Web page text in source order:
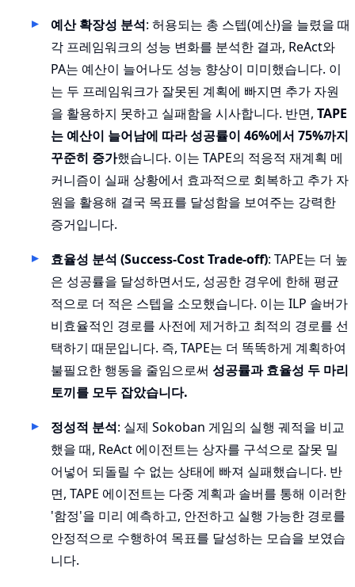
예산 확장성 분석: 허용되는 총 스텝(예산)을 늘렸을 때
각 프레임워크의 성능 변화를 분석한 결과, ReAct와
PA는 예산이 늘어나도 성능 향상이 미미했습니다. 이
는 두 프레임워크가 잘못된 계획에 빠지면 추가 자원
을 활용하지 못하고 실패함을 시사합니다. 반면, TAPE
는 예산이 늘어남에 따라 성공률이 46%에서 75%까지
꾸준히 증가했습니다. 이는 TAPE의 적응적 재계획 메
커니즘이 실패 상황에서 효과적으로 회복하고 추가 자
원을 활용해 결국 목표를 달성함을 보여주는 강력한
증거입니다.
효율성 분석 (Success-Cost Trade-off): TAPE는 더 높
은 성공률을 달성하면서도, 성공한 경우에 한해 평균
적으로 더 적은 스텝을 소모했습니다. 이는 ILP 솔버가
비효율적인 경로를 사전에 제거하고 최적의 경로를 선
택하기 때문입니다. 즉, TAPE는 더 똑똑하게 계획하여
불필요한 행동을 줄임으로써 성공률과 효율성 두 마리
토끼를 모두 잡았습니다.
정성적 분석: 실제 Sokoban 게임의 실행 궤적을 비교
했을 때, ReAct 에이전트는 상자를 구석으로 잘못 밀
어넣어 되돌릴 수 없는 상태에 빠져 실패했습니다. 반
면, TAPE 에이전트는 다중 계획과 솔버를 통해 이러한
'함정'을 미리 예측하고, 안전하고 실행 가능한 경로를
안정적으로 수행하여 목표를 달성하는 모습을 보였습
니다.